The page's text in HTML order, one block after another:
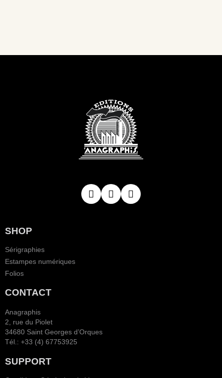
SHOP
Sérigraphies
Estampes numériques
Folios
CONTACT
Anagraphis
2, rue du Piolet
34680 Saint Georges d’Orques
Tél.: +33 (4) 67753925
SUPPORT